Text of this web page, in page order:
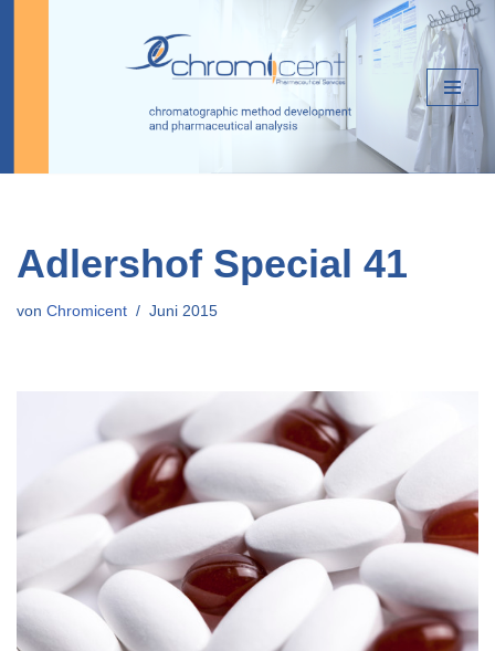
Adlershof Special 41
von Chromicent Juni 2015